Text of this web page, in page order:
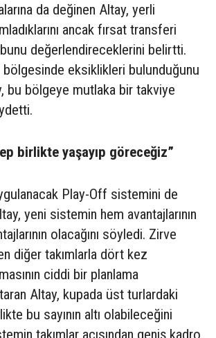
da değinen Altay, yerli
ancak fırsat transferi
bunu değerlendireceklerini belirtti.
eksiklikleri bulunduğunu
bu bölgeye mutlaka bir takviye
birlikte yaşayıp göreceğiz”
Play-Off sistemini de
yeni sistemin hem avantajlarının
olacağını söyledi. Zirve
diğer takımlarla dört kez
ciddi bir planlama
Altay, kupada üst turlardaki
bu sayının altı olabileceğini
takımlar açısından geniş kadro